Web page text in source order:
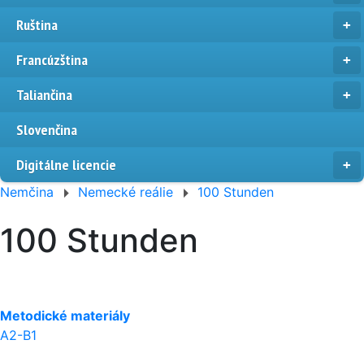
Ruština
Francúzština
Taliančina
Slovenčina
Digitálne licencie
Nemčina Nemecké reálie 100 Stunden
100 Stunden
Metodické materiály
A2-B1